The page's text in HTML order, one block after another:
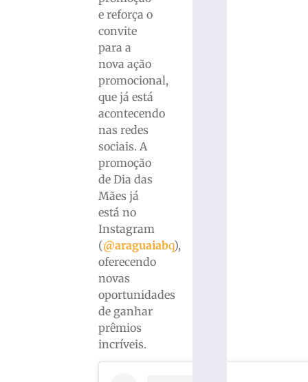
e reforça o
convite
para a
nova ação
promocional,
que já está
acontecendo
nas redes
sociais. A
promoção
de Dia das
Mães já
está no
Instagram
(@araguaiabq),
oferecendo
novas
oportunidades
de ganhar
prêmios
incríveis.